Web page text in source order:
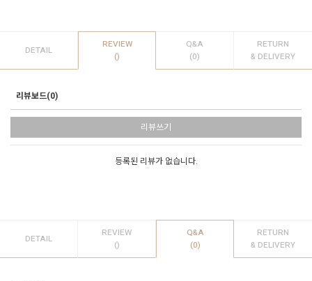
DETAIL
REVIEW
()
Q&A
(0)
RETURN
& DELIVERY
리뷰보드(0)
리뷰쓰기
등록된 리뷰가 없습니다.
DETAIL
REVIEW
()
Q&A
(0)
RETURN
& DELIVERY